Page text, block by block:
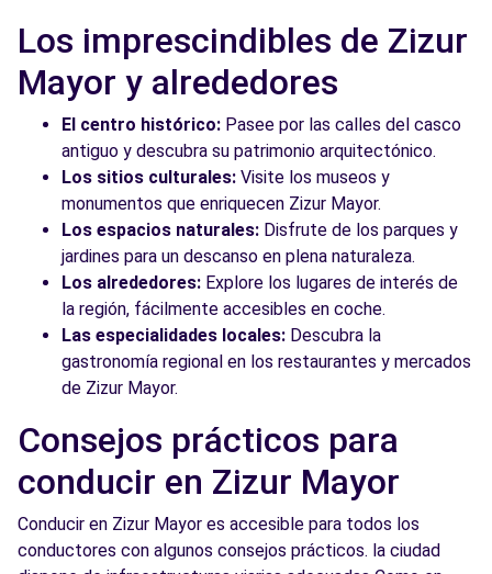
Los imprescindibles de Zizur
Mayor y alrededores
El centro histórico: Pasee por las calles del casco
antiguo y descubra su patrimonio arquitectónico.
Los sitios culturales: Visite los museos y
monumentos que enriquecen Zizur Mayor.
Los espacios naturales: Disfrute de los parques y
jardines para un descanso en plena naturaleza.
Los alrededores: Explore los lugares de interés de
la región, fácilmente accesibles en coche.
Las especialidades locales: Descubra la
gastronomía regional en los restaurantes y mercados
de Zizur Mayor.
Consejos prácticos para
conducir en Zizur Mayor
Conducir en Zizur Mayor es accesible para todos los
conductores con algunos consejos prácticos. la ciudad